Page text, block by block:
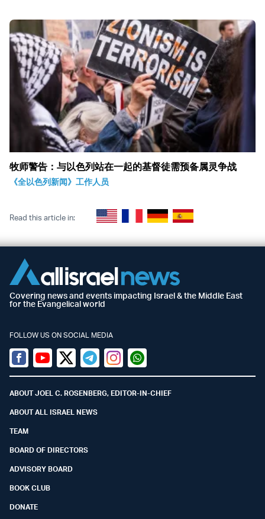
牧师警告：与以色列站在一起的基督徒需预备属灵争战
《全以色列新闻》工作人员
Read this article in:
Covering news and events impacting Israel & the Middle East
for the Evangelical world
FOLLOW US ON SOCIAL MEDIA
Facebook
YoutubeTwitter (X)
TelegramInstagramWhatsapp
ABOUT JOEL C. ROSENBERG, EDITOR-IN-CHIEF
ABOUT ALL ISRAEL NEWS
TEAM
BOARD OF DIRECTORS
ADVISORY BOARD
BOOK CLUB
DONATE